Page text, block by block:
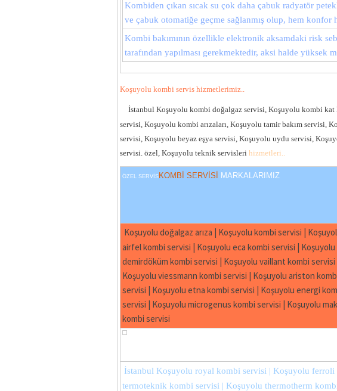
Kombiden çıkan sıcak su çok daha çabuk radyatör
ve çabuk otomatiğe geçme sağlanmış olup, hem konfor
Kombi bakımının özellikle elektronik aksamdaki risk
tarafından yapılması gerekmektedir, aksi halde yüksek
Koşuyolu kombi servis hizmetlerimiz..
İstanbul Koşuyolu kombi doğalgaz servisi, Koşuyolu kombi
servisi, Koşuyolu kombi arızaları, Koşuyolu tamir bakım servisi,
servisi, Koşuyolu beyaz eşya servisi, Koşuyolu uydu servisi,
servisi. özel, Koşuyolu teknik servisleri hizmetleri..
ÖZEL SERVİS KOMBİ SERVİSİ MARKALARIMIZ
Koşuyolu doğalgaz arıza | Koşuyolu kombi servisi |
airfel kombi servisi | Koşuyolu eca kombi servisi |
demirdöküm kombi servisi | Koşuyolu vaillant kombi
Koşuyolu viessmann kombi servisi | Koşuyolu ariston
servisi | Koşuyolu etna kombi servisi | Koşuyolu energi
servisi | Koşuyolu microgenus kombi servisi | Koşuyolu
kombi servisi
İstanbul Koşuyolu royal kombi servisi | Koşuyolu
termoteknik kombi servisi | Koşuyolu thermotherm